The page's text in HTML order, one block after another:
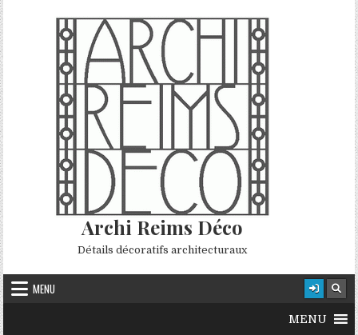
Skip to content
Archi Reims Déco
Détails décoratifs architecturaux
MENU
MENU